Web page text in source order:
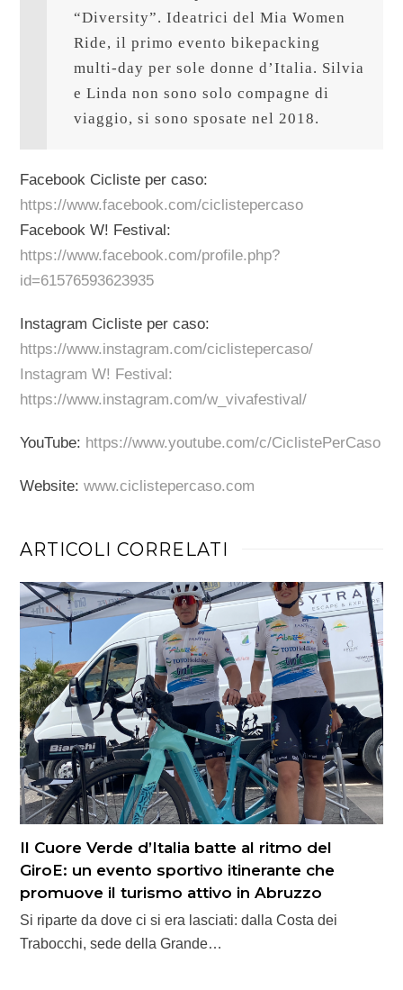
“Diversity”. Ideatrici del Mia Women
Ride, il primo evento bikepacking
multi-day per sole donne d’Italia. Silvia
e Linda non sono solo compagne di
viaggio, si sono sposate nel 2018.
Facebook Cicliste per caso:
https://www.facebook.com/ciclistepercaso
Facebook W! Festival:
https://www.facebook.com/profile.php?
id=61576593623935
Instagram Cicliste per caso:
https://www.instagram.com/ciclistepercaso/
Instagram W! Festival:
https://www.instagram.com/w_vivafestival/
YouTube: https://www.youtube.com/c/CiclistePerCaso
Website: www.ciclistepercaso.com
ARTICOLI CORRELATI
Il Cuore Verde d’Italia batte al ritmo del
GiroE: un evento sportivo itinerante che
promuove il turismo attivo in Abruzzo
Si riparte da dove ci si era lasciati: dalla Costa dei
Trabocchi, sede della Grande…